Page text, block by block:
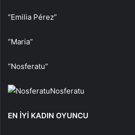
“Emilia Pérez”
“Maria”
“Nosferatu”
Nosferatu
EN İYİ KADIN OYUNCU